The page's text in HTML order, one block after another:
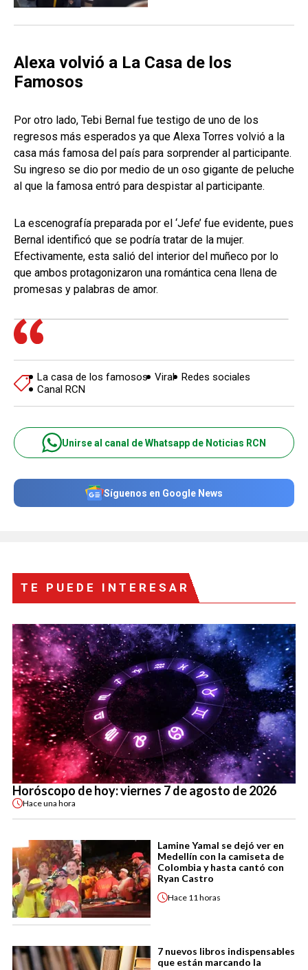
Alexa volvió a La Casa de los
Famosos
Por otro lado, Tebi Bernal fue testigo de uno de los
regresos más esperados ya que Alexa Torres volvió a la
casa más famosa del país para sorprender al participante.
Su ingreso se dio por medio de un oso gigante de peluche
al que la famosa entró para despistar al participante.
La escenografía preparada por el ‘Jefe’ fue evidente, pues
Bernal identificó que se podría tratar de la mujer.
Efectivamente, esta salió del interior del muñeco por lo
que ambos protagonizaron una romántica cena llena de
promesas y palabras de amor.
La casa de los famosos Viral Redes sociales
Canal RCN
Unirse al canal de Whatsapp de Noticias RCN
Síguenos en Google News
TE PUEDE INTERESAR
Horóscopo de hoy: viernes 7 de agosto de 2026
Haceuna hora
Lamine Yamal se dejó ver en
Medellín con la camiseta de
Colombia y hasta cantó con
Ryan Castro
Hace 11 horas
7 nuevos libros indispensables
que están marcando la